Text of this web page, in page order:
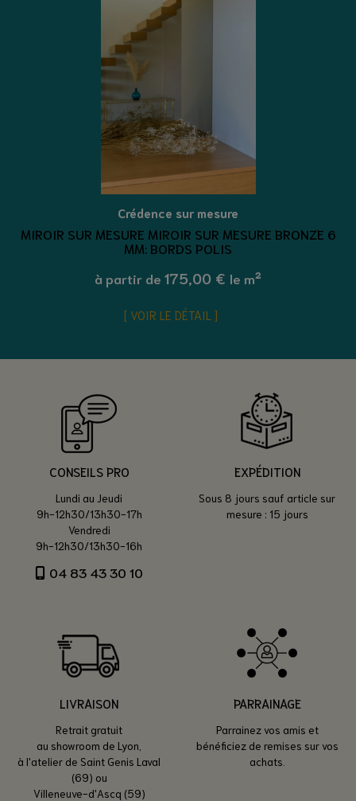
Crédence sur mesure
MIROIR SUR MESURE MIROIR SUR MESURE BRONZE 6
MM: BORDS POLIS
à partir de 175,00 € le m²
VOIR LE DÉTAIL
CONSEILS PRO
Lundi au Jeudi
9h-12h30/13h30-17h
Vendredi
9h-12h30/13h30-16h
04 83 43 30 10
EXPÉDITION
Sous 8 jours sauf article sur
mesure : 15 jours
LIVRAISON
Retrait gratuit
au showroom de Lyon,
à l'atelier de Saint Genis Laval
(69) ou
Villeneuve-d'Ascq (59)
PARRAINAGE
Parrainez vos amis et
bénéficiez de remises sur vos
achats.